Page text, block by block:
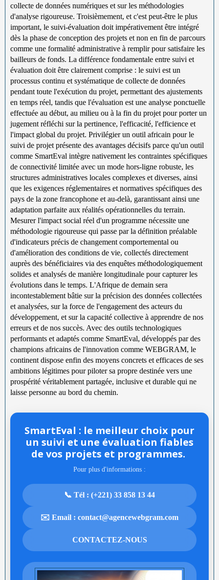
collecte de données numériques et sur les méthodologies
d'analyse rigoureuse. Troisièmement, et c'est peut-être le plus
important, le suivi-évaluation doit impérativement être intégré
dès la phase de conception des projets et non en fin de parcours
comme une formalité administrative à remplir pour satisfaire les
bailleurs de fonds. La différence fondamentale entre suivi et
évaluation doit être clairement comprise : le suivi est un
processus continu et systématique de collecte de données
pendant toute l'exécution du projet, permettant des ajustements
en temps réel, tandis que l'évaluation est une analyse ponctuelle
effectuée au début, au milieu ou à la fin du projet pour porter un
jugement réfléchi sur la pertinence, l'efficacité, l'efficience et
l'impact global du projet. Privilégier un outil africain pour le
suivi de projet présente des avantages décisifs parce qu'un outil
comme SmartEval intègre nativement les contraintes spécifiques
de connectivité limitée avec un mode hors-ligne robuste, les
structures administratives locales complexes et diverses, ainsi
que les exigences réglementaires et normatives spécifiques des
pays de la zone francophone et au-delà, garantissant ainsi une
adaptation parfaite aux réalités opérationnelles du terrain.
Mesurer l'impact social réel d'un programme nécessite une
méthodologie rigoureuse qui passe par la définition préalable
d'indicateurs précis de changement comportemental ou
d'amélioration des conditions de vie, collectés directement
auprès des bénéficiaires via des enquêtes méthodologiquement
solides et analysés de manière longitudinale pour capturer les
évolutions dans le temps. L'Afrique de demain sera
incontestablement bâtie sur la précision des données collectées
et analysées, sur la force de l'engagement des acteurs du
développement, et sur la capacité collective à apprendre de nos
erreurs et de nos succès. Avec des outils technologiques
performants et adaptés comme SmartEval, développés par des
champions africains de l'innovation comme WEBGRAM, le
continent dispose enfin des moyens concrets et efficaces de ses
ambitions légitimes pour piloter sa propre destinée vers une
prospérité véritablement partagée, inclusive et durable qui ne
laisse personne au bord du chemin.
SmartEval : le meilleur choix pour
un suivi et une évaluation fiables
de vos projets et programmes.
Pour plus d'informations :
📞 Tél : (+221) 33 858 13 44
✉️ Email : contact@agencewebgram.com
CONTACTEZ-NOUS